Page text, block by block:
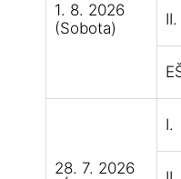
1. 8. 2026
(Sobota)
II.
28. 7. 2026
I.